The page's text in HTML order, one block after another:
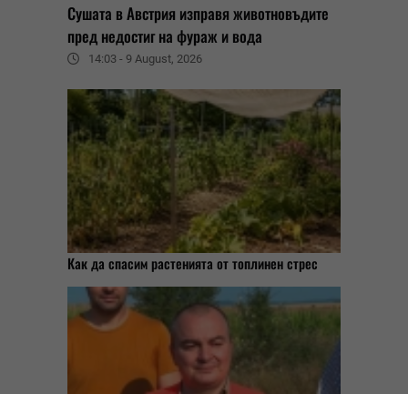
Сушата в Австрия изправя животновъдите
пред недостиг на фураж и вода
14:03 - 9 August, 2026
Как да спасим растенията от топлинен стрес